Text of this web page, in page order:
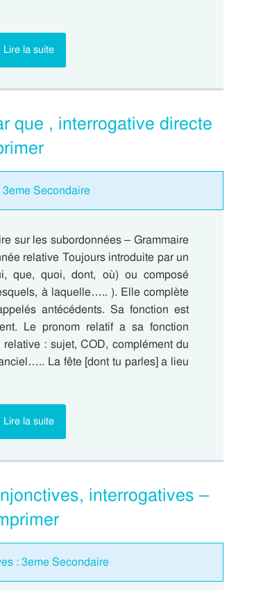
Lire la suite
que , interrogative directe
Secondaire
sur les subordonnées – Grammaire
relative Toujours introduite par un
que, quoi, dont, où) ou composé
à laquelle….. ). Elle complète
antécédents. Sa fonction est
Le pronom relatif a sa fonction
: sujet, COD, complément du
La fête [dont tu parles] a lieu
Lire la suite
interrogatives –
: 3eme Secondaire